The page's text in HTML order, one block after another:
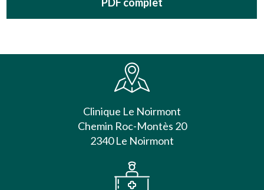
Clinique Le Noirmont
Chemin Roc-Montès 20
2340 Le Noirmont